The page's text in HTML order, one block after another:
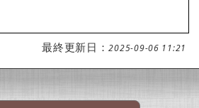
最終更新日：2025-09-06 11:21